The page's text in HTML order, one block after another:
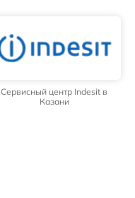
Сервисный центр Indesit в
Казани